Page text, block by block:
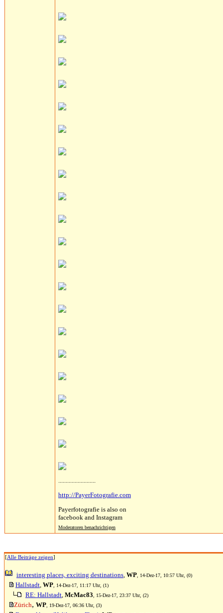
.........................
http://PayerFotografie.com
Payerfotografie is also on
facebook and Instagram
Moderatoren benachrichtigen
[Alle Beiträge zeigen]
interesting places, exciting destinations, WP , 14-Dez-17, 10:57 Uhr, (0)
Hallstadt, WP , 14-Dez-17, 11:17 Uhr, (1)
RE: Hallstadt, McMac83 , 15-Dez-17, 23:37 Uhr, (2)
Zürich, WP , 19-Dez-17, 06:36 Uhr, (3)